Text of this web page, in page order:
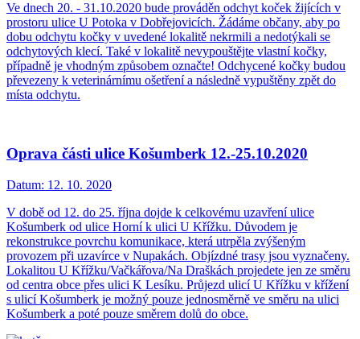
Ve dnech 20. - 31.10.2020 bude prováděn odchyt koček žijících v
prostoru ulice U Potoka v Dobřejovicích. Žádáme občany, aby po
dobu odchytu kočky v uvedené lokalitě nekrmili a nedotýkali se
odchytových klecí. Také v lokalitě nevypouštějte vlastní kočky,
případně je vhodným způsobem označte! Odchycené kočky budou
převezeny k veterinárnímu ošetření a následně vypuštěny zpět do
místa odchytu.
Oprava části ulice Košumberk 12.-25.10.2020
Datum: 12. 10. 2020
V době od 12. do 25. října dojde k celkovému uzavření ulice
Košumberk od ulice Horní k ulici U Křížku. Důvodem je
rekonstrukce povrchu komunikace, která utrpěla zvýšeným
provozem při uzavírce v Nupakách. Objízdné trasy jsou vyznačeny.
Lokalitou U Křížku/Vačkářova/Na Draškách projedete jen ze směru
od centra obce přes ulici K Lesíku. Průjezd ulicí U Křížku v křížení
s ulicí Košumberk je možný pouze jednosměrně ve směru na ulici
Košumberk a poté pouze směrem dolů do obce.